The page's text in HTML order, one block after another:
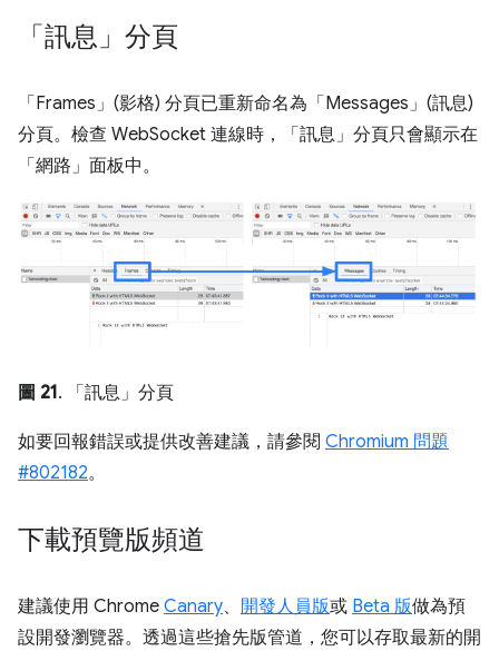
「訊息」分頁
「Frames」(影格) 分頁已重新命名為「Messages」(訊息)
分頁。檢查 WebSocket 連線時，「訊息」分頁只會顯示在
「網路」 面板中。
圖 21. 「訊息」分頁
如要回報錯誤或提供改善建議，請參閱 Chromium 問題
#802182。
下載預覽版頻道
建議使用 Chrome Canary、 開發人員版或 Beta 版做為預
設開發瀏覽器。透過這些搶先版管道，您可以存取最新的開